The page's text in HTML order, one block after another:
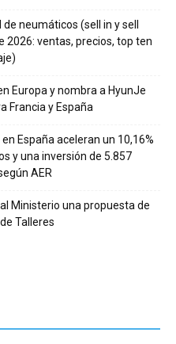
neumáticos (sell in y sell
2026: ventas, precios, top ten
Europa y nombra a HyunJe
Francia y España
España aceleran un 10,16%
y una inversión de 5.857
AER
Ministerio una propuesta de
Talleres